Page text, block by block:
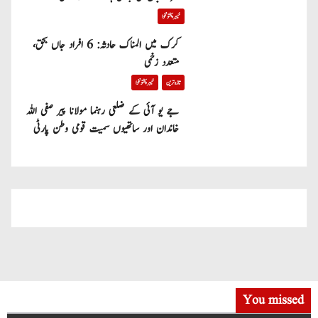
خیبر پختونخوا
کرک میں المناک حادثہ: 6 افراد جاں بحق،
متعدد زخمی
تازہ ترین خیبر پختونخوا
جے یو آئی کے ضلعی رہنما مولانا پیر صفی اللہ
خاندان اور ساتھیوں سمیت قومی وطن پارٹی
You missed